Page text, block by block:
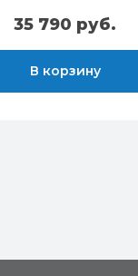
35 790 руб.
В корзину